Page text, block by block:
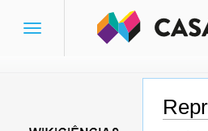
Ir para:
Toggle